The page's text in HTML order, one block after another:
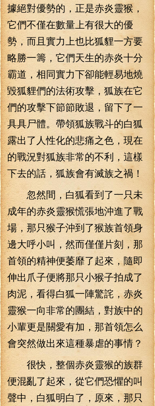
據絕對優勢的，正是赤炎靈猴，
它們不僅在數量上有很大的優
勢，而且實力上也比狐貍一方要
略勝一籌，它們天生的赤炎十分
霸道，相同實力下卻能輕易地燒
毀狐貍們的法術攻擊，狐族在它
們的攻擊下節節敗退，留下了一
具具尸體。帶領狐族戰斗的白狐
露出了人性化的悲痛之色，現在
的戰況對狐族非常的不利，這樣
下去的話，狐族會有滅族之禍！
忽然間，白狐看到了一只未
成年的赤炎靈猴慌張地沖進了戰
場，那只猴子沖到了猴族首領身
邊大呼小叫，然而僅僅片刻，那
首領的精神便萎靡了起來，隨即
伸出爪子便將那只小猴子拍成了
肉泥，看得白狐一陣驚詫，赤炎
靈猴一向非常的團結，對族中的
小輩更是關愛有加，那首領怎么
會突然做出來這種暴虐的事情？
很快，整個赤炎靈猴的族群
便混亂了起來，從它們恐懼的叫
聲中，白狐明白了，原來，那只